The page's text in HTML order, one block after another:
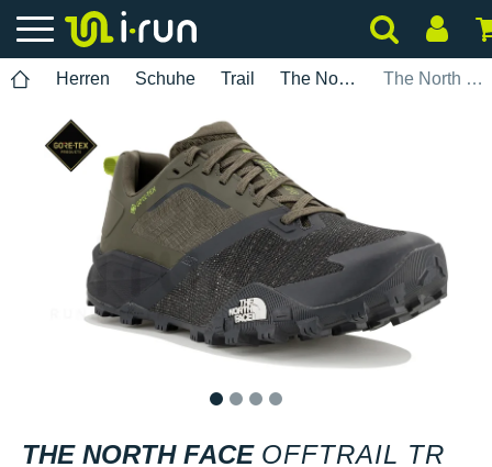
Herren Schuhe Trail The North Face The North Face Offtrail TR Gore-Tex Herren
THE NORTH FACE OFFTRAIL TR